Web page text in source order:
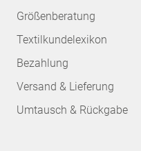
Größenberatung
Textilkundelexikon
Bezahlung
Versand & Lieferung
Umtausch & Rückgabe